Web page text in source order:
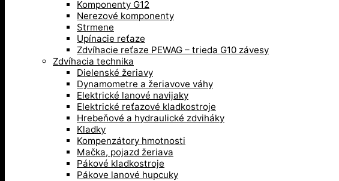
Komponenty G12
Nerezové komponenty
Strmene
Upínacie reťaze
Zdvíhacie reťaze PEWAG – trieda G10 závesy
Zdvíhacia technika
Dielenské žeriavy
Dynamometre a žeriavove váhy
Elektrické lanové navijaky
Elektrické reťazové kladkostroje
Hrebeňové a hydraulické zdviháky
Kladky
Kompenzátory hmotnosti
Mačka, pojazd žeriava
Pákové kladkostroje
Pákove lanové hupcuky